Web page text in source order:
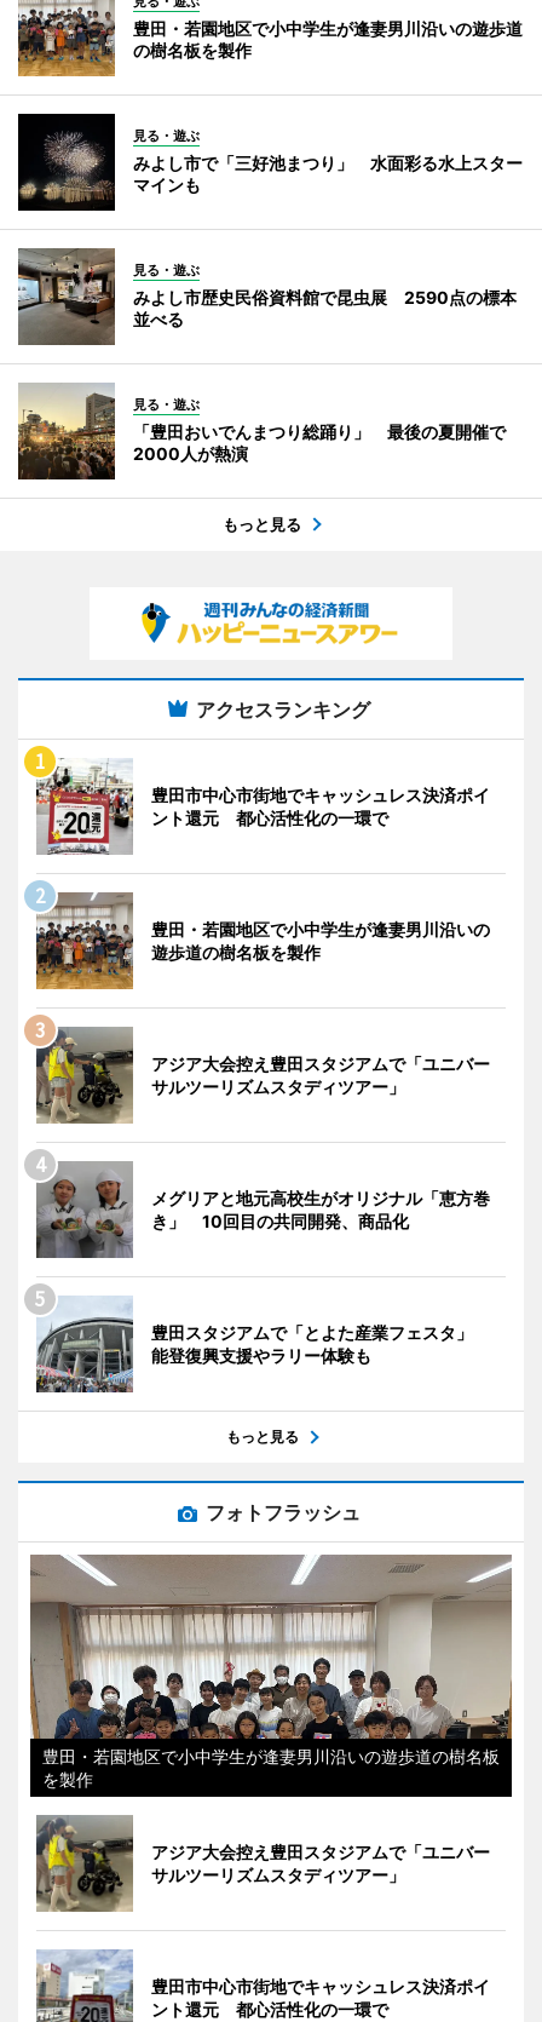
豊田・若園地区で小中学生が逢妻男川沿いの遊歩道
の樹名板を製作
見る・遊ぶ
みよし市で「三好池まつり」 水面彩る水上スター
マインも
見る・遊ぶ
みよし市歴史民俗資料館で昆虫展 2590点の標本
並べる
見る・遊ぶ
「豊田おいでんまつり総踊り」 最後の夏開催で
2000人が熱演
もっと見る
アクセスランキング
豊田市中心市街地でキャッシュレス決済ポイ
ント還元 都心活性化の一環で
豊田・若園地区で小中学生が逢妻男川沿いの
遊歩道の樹名板を製作
アジア大会控え豊田スタジアムで「ユニバー
サルツーリズムスタディツアー」
メグリアと地元高校生がオリジナル「恵方巻
き」 10回目の共同開発、商品化
豊田スタジアムで「とよた産業フェスタ」
能登復興支援やラリー体験も
もっと見る
フォトフラッシュ
豊田・若園地区で小中学生が逢妻男川沿いの遊歩道の樹名板
を製作
アジア大会控え豊田スタジアムで「ユニバー
サルツーリズムスタディツアー」
豊田市中心市街地でキャッシュレス決済ポイ
ント還元 都心活性化の一環で